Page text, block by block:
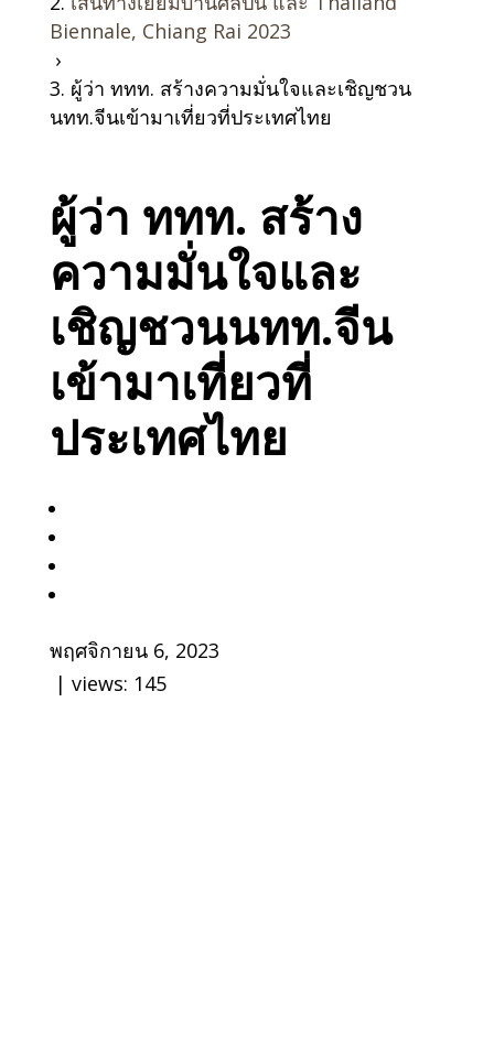
Biennale, Chiang Rai 2023
›
ผู้ว่า ททท. สร้างความมั่นใจและเชิญชวน
นทท.จีนเข้ามาเที่ยวที่ประเทศไทย
ผู้ว่า ททท. สร้าง
ความมั่นใจและ
เชิญชวนนทท.จีน
เข้ามาเที่ยวที่
ประเทศไทย
พฤศจิกายน 6, 2023
| views: 145